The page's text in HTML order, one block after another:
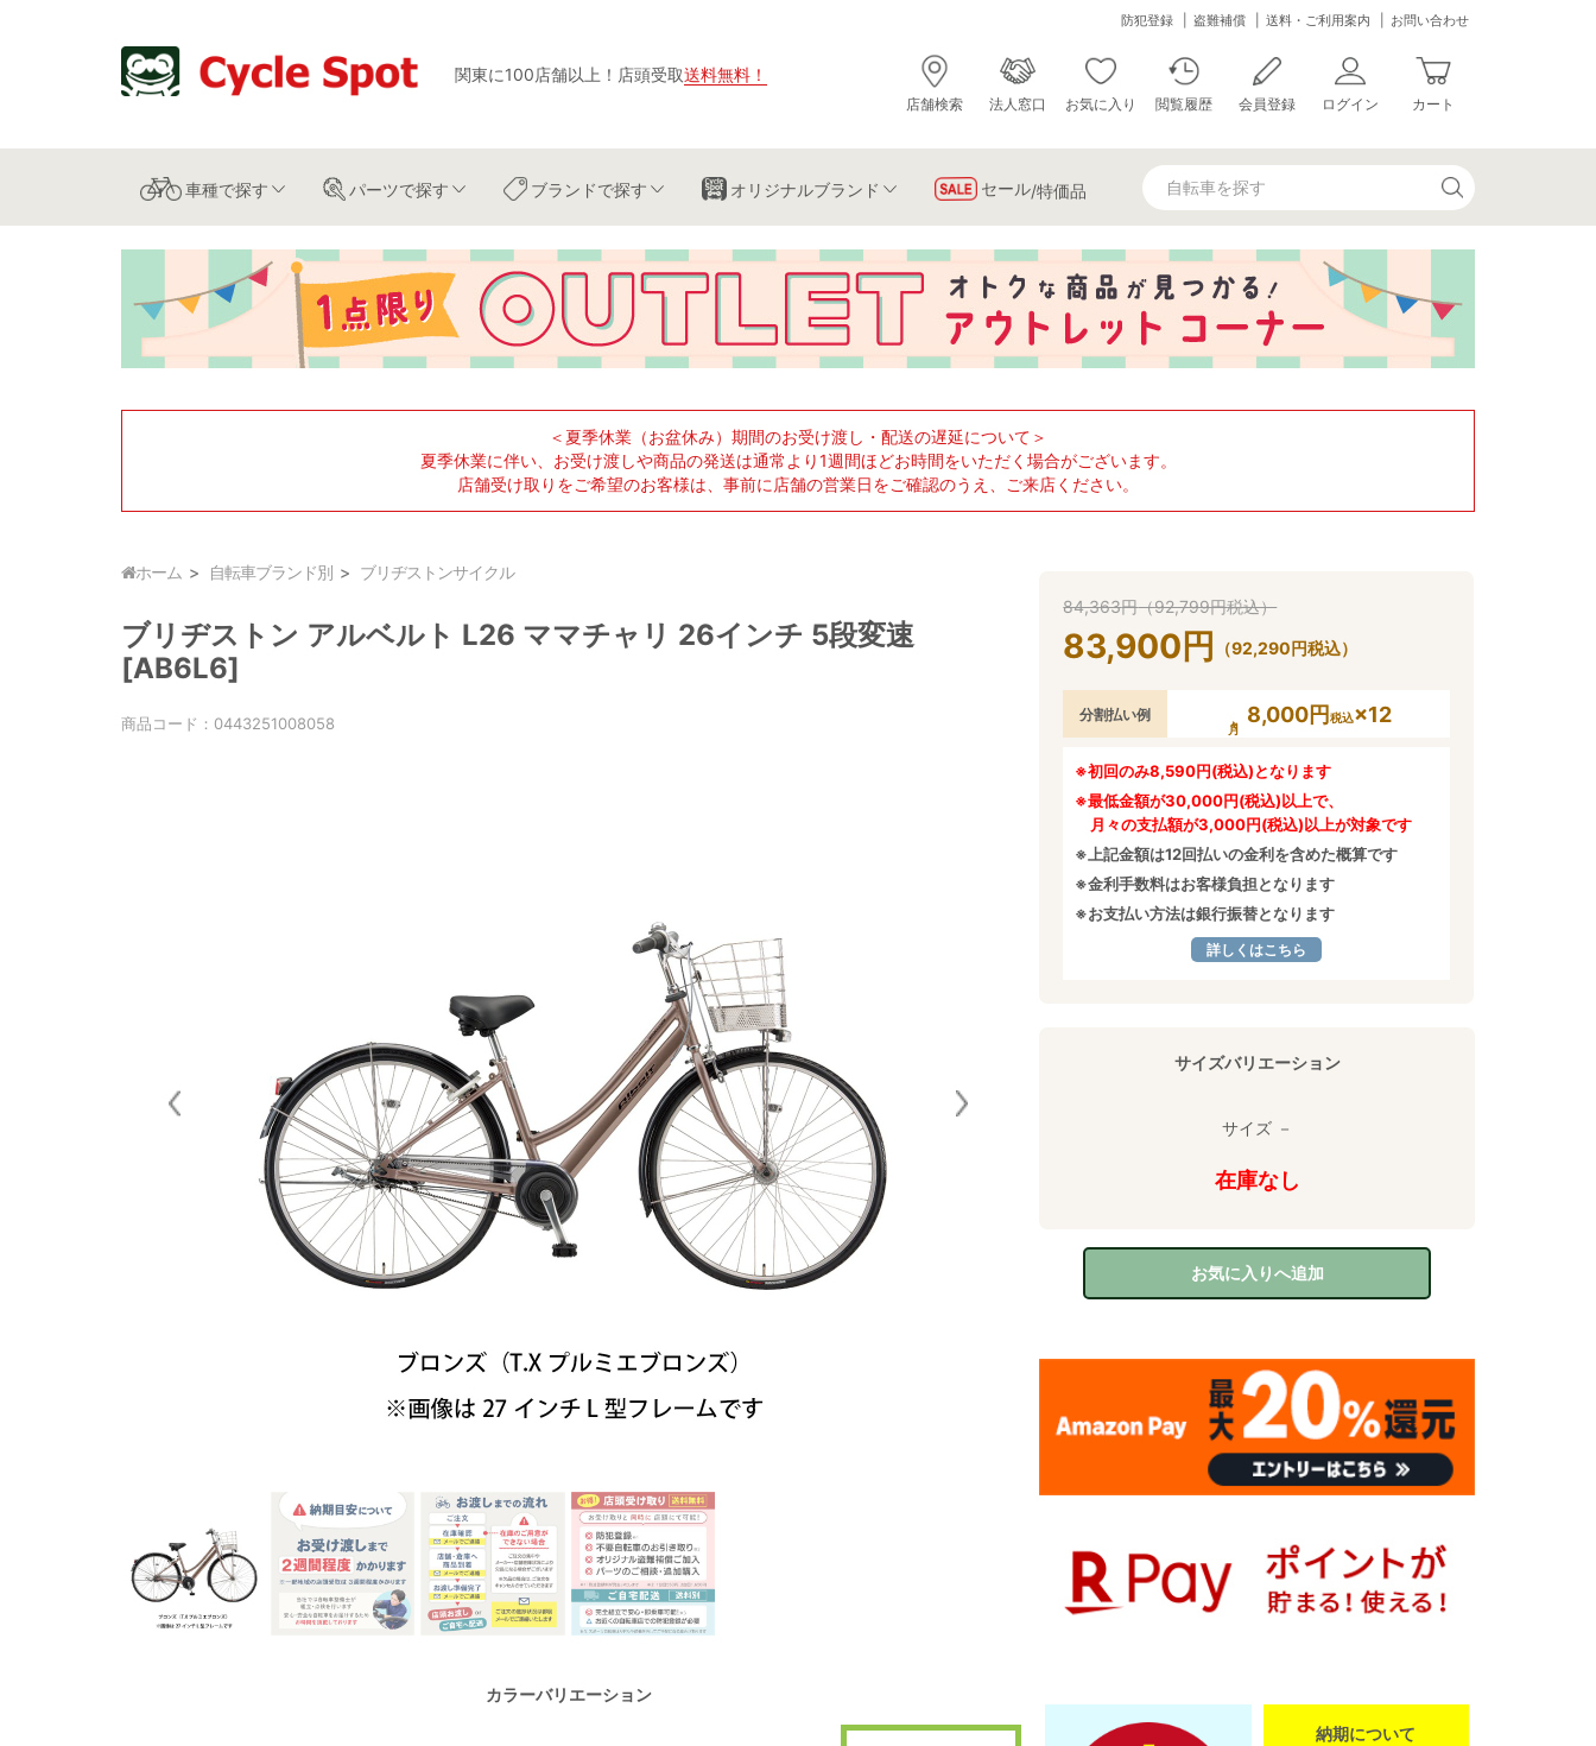
関東に100店舗以上 ！ 店頭受取送料無料 ！
防犯登録 盗難補償 送料・ご利用案内 お問い合わせ
店舗検索 法人窓口 お気に入り 閲覧履歴 会員登録 ログイン カート
車種で探す パーツで探す ブランドで探す オリジナルブランド セール/特価品
＜夏季休業（お盆休み）期間のお受け渡し・配送の遅延について＞
夏季休業に伴い、お受け渡しや商品の発送は通常より1週間ほどお時間をいただく場合がございます。
店舗受け取りをご希望のお客様は、事前に店舗の営業日をご確認のうえ、ご来店ください。
ホーム 自転車ブランド別 ブリヂストンサイクル
ブリヂストン アルベルト L26 ママチャリ 26インチ 5段変速
[AB6L6]
商品コード： 0443251008058
カラーバリエーション
84,363円（92,799円税込）
83,900 円 （92,290円税込）
分割払い例 8,000円税込×12
※初回のみ8,590円(税込)となります
※最低金額が30,000円(税込)以上で、
月々の支払額が3,000円(税込)以上が対象です
※上記金額は12回払いの金利を含めた概算です
※金利手数料はお客様負担となります
※お支払い方法は銀行振替となります
詳しくはこちら
サイズバリエーション
サイズ －
在庫なし
お気に入りへ追加
納期について